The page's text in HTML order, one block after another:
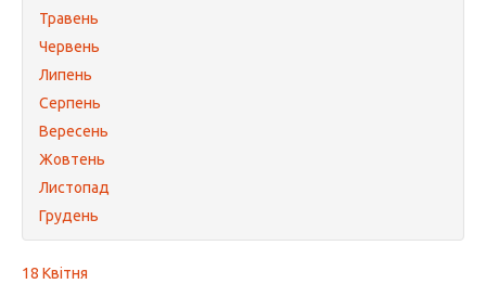
Травень
Червень
Липень
Серпень
Вересень
Жовтень
Листопад
Грудень
18 Квітня